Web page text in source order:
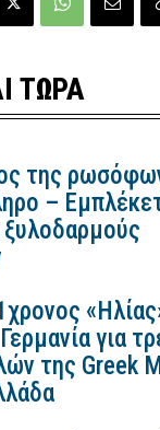
ΤΩΡΑ
της
–
ξυλοδαρμούς
για
της Greek